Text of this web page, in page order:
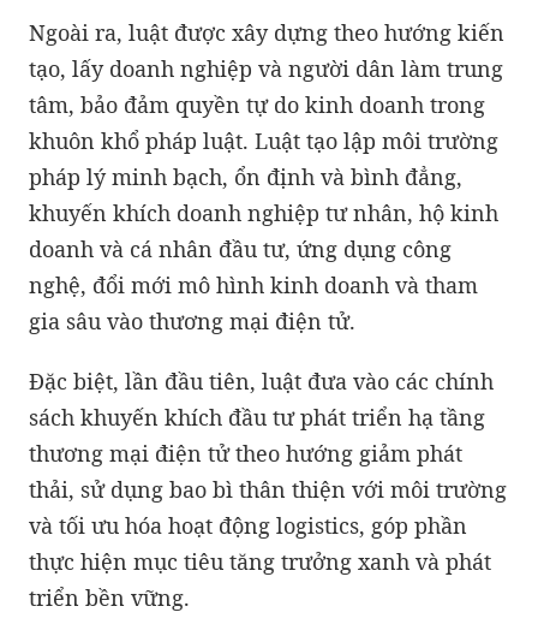
Ngoài ra, luật được xây dựng theo hướng kiến
tạo, lấy doanh nghiệp và người dân làm trung
tâm, bảo đảm quyền tự do kinh doanh trong
khuôn khổ pháp luật. Luật tạo lập môi trường
pháp lý minh bạch, ổn định và bình đẳng,
khuyến khích doanh nghiệp tư nhân, hộ kinh
doanh và cá nhân đầu tư, ứng dụng công
nghệ, đổi mới mô hình kinh doanh và tham
gia sâu vào thương mại điện tử.
Đặc biệt, lần đầu tiên, luật đưa vào các chính
sách khuyến khích đầu tư phát triển hạ tầng
thương mại điện tử theo hướng giảm phát
thải, sử dụng bao bì thân thiện với môi trường
và tối ưu hóa hoạt động logistics, góp phần
thực hiện mục tiêu tăng trưởng xanh và phát
triển bền vững.